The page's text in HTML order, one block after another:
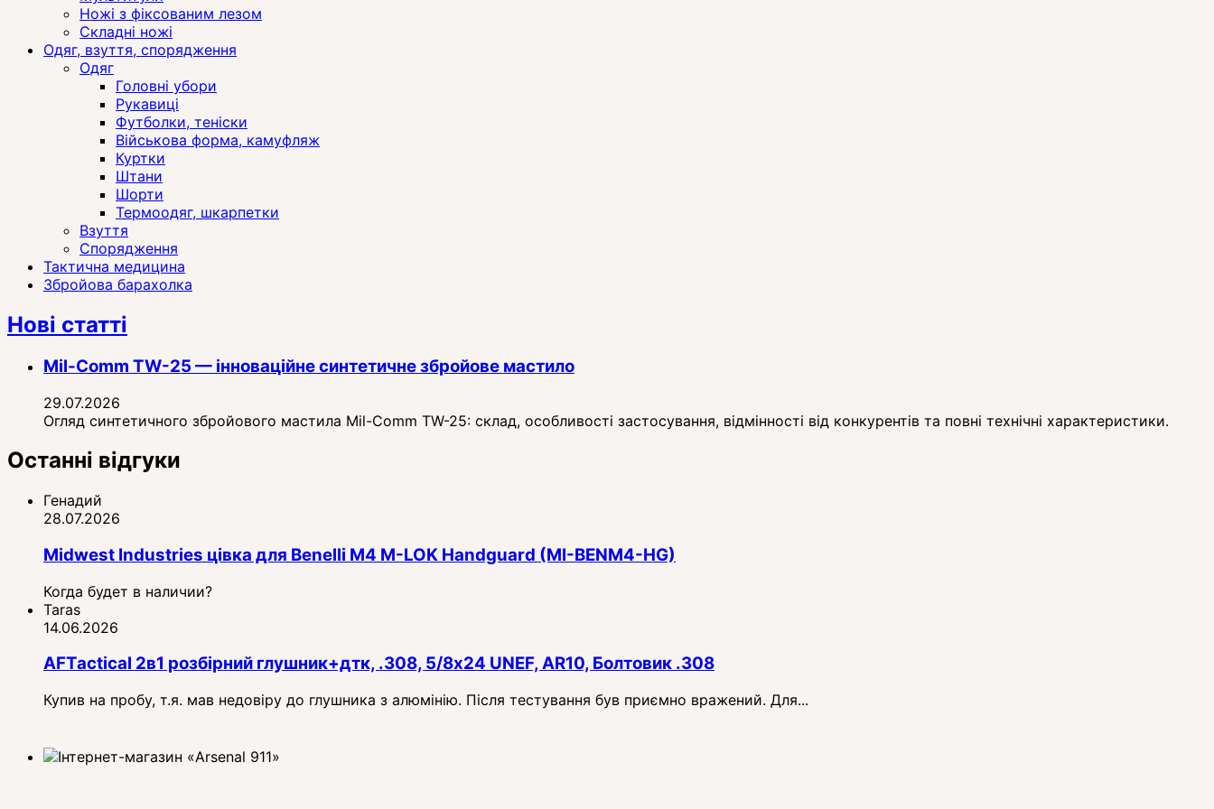
Ножі з фіксованим лезом
Складні ножі
Одяг, взуття, спорядження
Одяг
Головні убори
Рукавиці
Футболки, теніски
Військова форма, камуфляж
Куртки
Штани
Шорти
Термоодяг, шкарпетки
Взуття
Спорядження
Тактична медицина
Збройова барахолка
Нові статті
Mil-Comm TW-25 — інноваційне синтетичне збройове мастило
29.07.2026
Огляд синтетичного збройового мастила Mil-Comm TW-25: склад, особливості застосування, відмінності від конкурентів та повні технічні характеристики.
Останні відгуки
Генадий
28.07.2026
Midwest Industries цівка для Benelli M4 M-LOK Handguard (MI-BENM4-HG)
Когда будет в наличии?
Taras
14.06.2026
AFTactical 2в1 розбірний глушник+дтк, .308, 5/8x24 UNEF, AR10, Болтовик .308
Купив на пробу, т.я. мав недовіру до глушника з алюмінію. Після тестування був приємно вражений. Для...